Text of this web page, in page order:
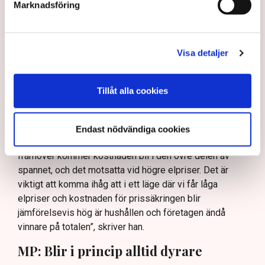
Marknadsföring
Visa detaljer
Tillåt alla cookies
Endast nödvändiga cookies
värdet av ny fossilfri baskraft under lång tid framöver”,
prissäkringsavtalet, det vill säga differenskontraktet,
”Det som kan bli en kostnad är prissäkringsavtalet och
Bedömningen är att prissäkringen uppskattningsvis kan
landa i intervallet 2–7 miljarder kronor per år. Men det
framöver kommer kostnaden bli i den övre delen av
spannet, och det motsatta vid högre elpriser. Det är
viktigt att komma ihåg att i ett läge där vi får låga
elpriser och kostnaden för prissäkringen blir
jämförelsevis hög är hushållen och företagen ändå
vinnare på totalen”, skriver han.
MP: Blir i princip alltid dyrare